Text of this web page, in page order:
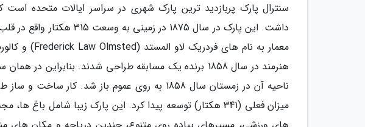
داشت. این پارک در سال 1875
هنرمند در سال 1858 برنده یک مسابقه طراحی شدند.
ناحیه آن در زمستان سال 1858 به روی عموم باز
میزان فعلی (341 هکتار) توسعه پیدا کرد. این پارک زیبا